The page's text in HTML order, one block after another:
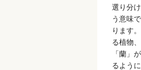
選り分
う意味
ります
る植物
「蘭」
るよう